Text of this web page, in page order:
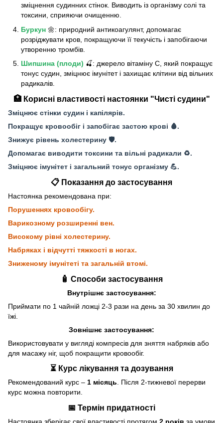
зміцнення судинних стінок. Виводить із організму солі та
токсини, сприяючи очищенню.
Буркун 🌼: природний антикоагулянт, допомагає
розріджувати кров, покращуючи її текучість і запобігаючи
утворенню тромбів.
Шипшина (плоди) 🍒: джерело вітаміну C, який покращує
тонус судин, зміцнює імунітет і захищає клітини від вільних
радикалів.
🏥 Корисні властивості настоянки "Чисті судини"
Зміцнює стінки судин і капілярів.
Покращує кровообіг і запобігає застою крові 🩸.
Знижує рівень холестерину 🛡️.
Допомагає виводити токсини та вільні радикали ♻️.
Зміцнює імунітет і загальний тонус організму 💪.
📋 Показання до застосування
Настоянка рекомендована при:
Порушеннях кровообігу.
Варикозному розширенні вен.
Високому рівні холестерину.
Набряках і відчутті тяжкості в ногах.
Зниженому імунітеті та загальній втомі.
🧴 Способи застосування
Внутрішнє застосування:
Приймати по 1 чайній ложці 2-3 рази на день за 30 хвилин до
їжі.
Зовнішнє застосування:
Використовувати у вигляді компресів для зняття набряків або
для масажу ніг, щоб покращити кровообіг.
⏳ Курс лікування та дозування
Рекомендований курс – 1 місяць. Після 2-тижневої перерви
курс можна повторити.
📅 Термін придатності